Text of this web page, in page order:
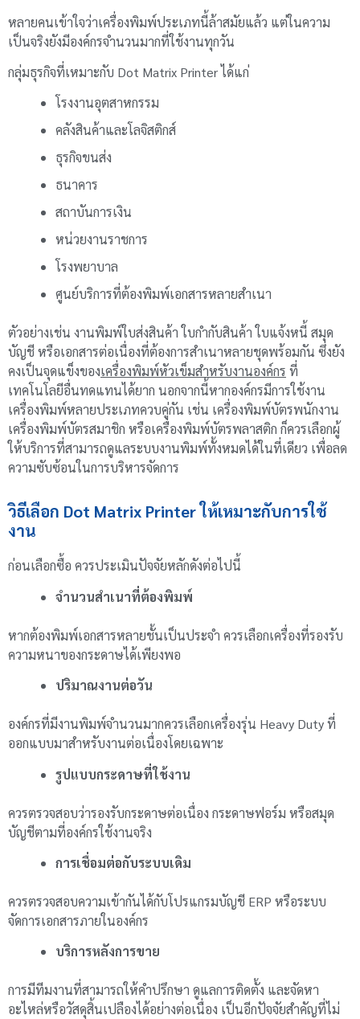
หลายคนเข้าใจว่าเครื่องพิมพ์ประเภทนี้ล้าสมัยแล้ว แต่ในความ
เป็นจริงยังมีองค์กรจำนวนมากที่ใช้งานทุกวัน
กลุ่มธุรกิจที่เหมาะกับ Dot Matrix Printer ได้แก่
โรงงานอุตสาหกรรม
คลังสินค้าและโลจิสติกส์
ธุรกิจขนส่ง
ธนาคาร
สถาบันการเงิน
หน่วยงานราชการ
โรงพยาบาล
ศูนย์บริการที่ต้องพิมพ์เอกสารหลายสำเนา
ตัวอย่างเช่น งานพิมพ์ใบส่งสินค้า ใบกำกับสินค้า ใบแจ้งหนี้ สมุด
บัญชี หรือเอกสารต่อเนื่องที่ต้องการสำเนาหลายชุดพร้อมกัน ซึ่งยัง
คงเป็นจุดแข็งของเครื่องพิมพ์หัวเข็มสำหรับงานองค์กร ที่
เทคโนโลยีอื่นทดแทนได้ยาก นอกจากนี้หากองค์กรมีการใช้งาน
เครื่องพิมพ์หลายประเภทควบคู่กัน เช่น เครื่องพิมพ์บัตรพนักงาน
เครื่องพิมพ์บัตรสมาชิก หรือเครื่องพิมพ์บัตรพลาสติก ก็ควรเลือกผู้
ให้บริการที่สามารถดูแลระบบงานพิมพ์ทั้งหมดได้ในที่เดียว เพื่อลด
ความซับซ้อนในการบริหารจัดการ
วิธีเลือก Dot Matrix Printer ให้เหมาะกับการใช้
งาน
ก่อนเลือกซื้อ ควรประเมินปัจจัยหลักดังต่อไปนี้
จำนวนสำเนาที่ต้องพิมพ์
หากต้องพิมพ์เอกสารหลายชั้นเป็นประจำ ควรเลือกเครื่องที่รองรับ
ความหนาของกระดาษได้เพียงพอ
ปริมาณงานต่อวัน
องค์กรที่มีงานพิมพ์จำนวนมากควรเลือกเครื่องรุ่น Heavy Duty ที่
ออกแบบมาสำหรับงานต่อเนื่องโดยเฉพาะ
รูปแบบกระดาษที่ใช้งาน
ควรตรวจสอบว่ารองรับกระดาษต่อเนื่อง กระดาษฟอร์ม หรือสมุด
บัญชีตามที่องค์กรใช้งานจริง
การเชื่อมต่อกับระบบเดิม
ควรตรวจสอบความเข้ากันได้กับโปรแกรมบัญชี ERP หรือระบบ
จัดการเอกสารภายในองค์กร
บริการหลังการขาย
การมีทีมงานที่สามารถให้คำปรึกษา ดูแลการติดตั้ง และจัดหา
อะไหล่หรือวัสดุสิ้นเปลืองได้อย่างต่อเนื่อง เป็นอีกปัจจัยสำคัญที่ไม่